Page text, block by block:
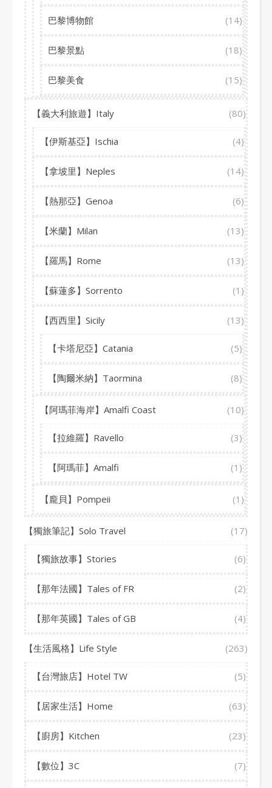
巴黎博物館 (14)
巴黎景點 (18)
巴黎美食 (15)
【義大利旅遊】Italy (80)
【伊斯基亞】Ischia (4)
【拿坡里】Neples (14)
【熱那亞】Genoa (6)
【米蘭】Milan (13)
【羅馬】Rome (13)
【蘇蓮多】Sorrento (1)
【西西里】Sicily (13)
【卡塔尼亞】Catania (5)
【陶爾米納】Taormina (8)
【阿瑪菲海岸】Amalfi Coast (10)
【拉維羅】Ravello (3)
【阿瑪菲】Amalfi (1)
【龐貝】Pompeii (1)
【獨旅筆記】Solo Travel (17)
【獨旅故事】Stories (6)
【那年法國】Tales of FR (2)
【那年英國】Tales of GB (4)
【生活風格】Life Style (263)
【台灣旅店】Hotel TW (5)
【居家生活】Home (63)
【廚房】Kitchen (23)
【數位】3C (7)